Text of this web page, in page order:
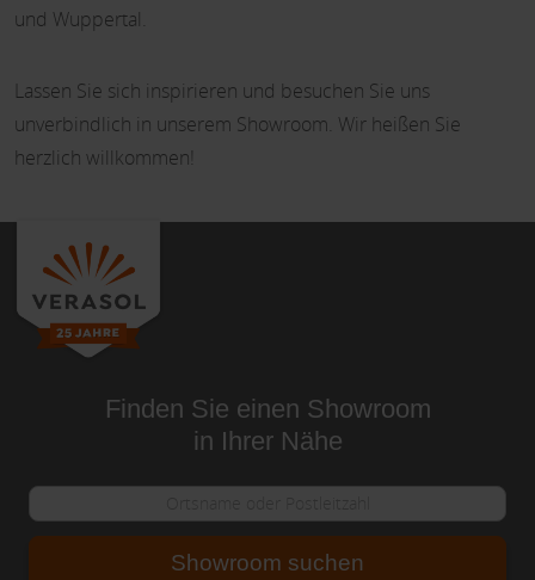
und Wuppertal.
Lassen Sie sich inspirieren und besuchen Sie uns
unverbindlich in unserem Showroom. Wir heißen Sie
herzlich willkommen!
Finden Sie einen Showroom
in Ihrer Nähe
Showroom suchen